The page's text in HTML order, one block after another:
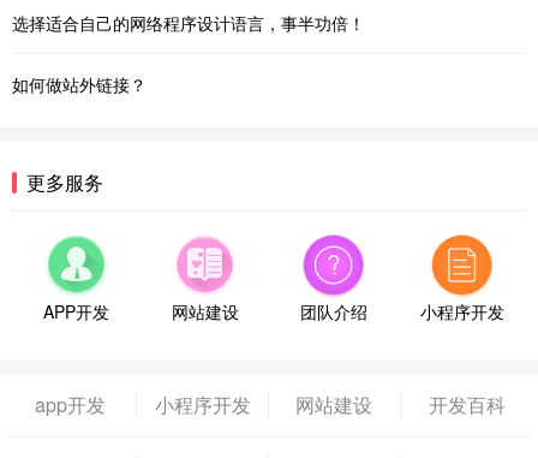
选择适合自己的网络程序设计语言，事半功倍！
如何做站外链接？
更多服务
APP开发 网站建设 团队介绍 小程序开发
app开发 小程序开发 网站建设 开发百科